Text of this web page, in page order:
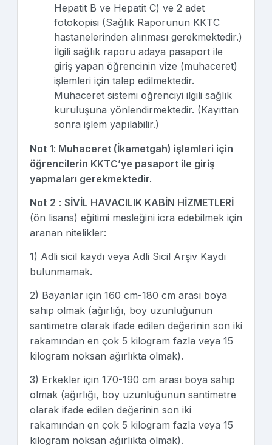
Hepatit B ve Hepatit C) ve 2 adet
fotokopisi (Sağlık Raporunun KKTC
hastanelerinden alınması gerekmektedir.)
İlgili sağlık raporu adaya pasaport ile
giriş yapan öğrencinin vize (muhaceret)
işlemleri için talep edilmektedir.
Muhaceret sistemi öğrenciyi ilgili sağlık
kuruluşuna yönlendirmektedir. (Kayıttan
sonra işlem yapılabilir.)
Not 1: Muhaceret (İkametgah) işlemleri için
öğrencilerin KKTC’ye pasaport ile giriş
yapmaları gerekmektedir.
Not 2 : SİVİL HAVACILIK KABİN HİZMETLERİ
(ön lisans) eğitimi mesleğini icra edebilmek için
aranan nitelikler:
1) Adli sicil kaydı veya Adli Sicil Arşiv Kaydı
bulunmamak.
2) Bayanlar için 160 cm-180 cm arası boya
sahip olmak (ağırlığı, boy uzunluğunun
santimetre olarak ifade edilen değerinin son iki
rakamından en çok 5 kilogram fazla veya 15
kilogram noksan ağırlıkta olmak).
3) Erkekler için 170-190 cm arası boya sahip
olmak (ağırlığı, boy uzunluğunun santimetre
olarak ifade edilen değerinin son iki
rakamından en çok 5 kilogram fazla veya 15
kilogram noksan ağırlıkta olmak).